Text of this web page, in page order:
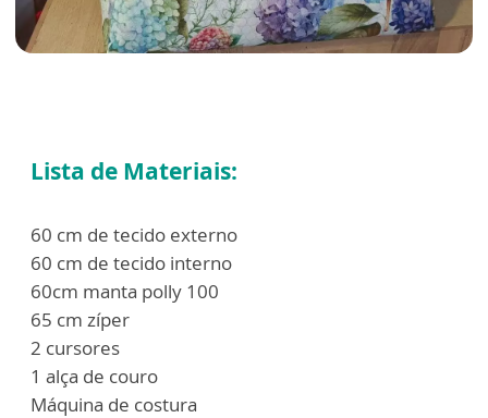
Lista de Materiais:
60 cm de tecido externo
60 cm de tecido interno
60cm manta polly 100
65 cm zíper
2 cursores
1 alça de couro
Máquina de costura